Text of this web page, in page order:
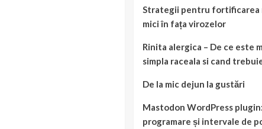
Strategii pentru fortificarea
mici în fața virozelor
Rinita alergica – De ce este
simpla raceala si cand
De la mic dejun la gustări
Mastodon WordPress
programare și intervale de